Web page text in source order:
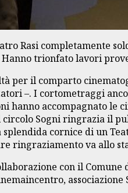
Rasi completamente
trionfato lavori
per il comparto
–. I cortometraggi
hanno accompagnato
Sogni ringrazia il
cornice di un
ringraziamento va allo
con il